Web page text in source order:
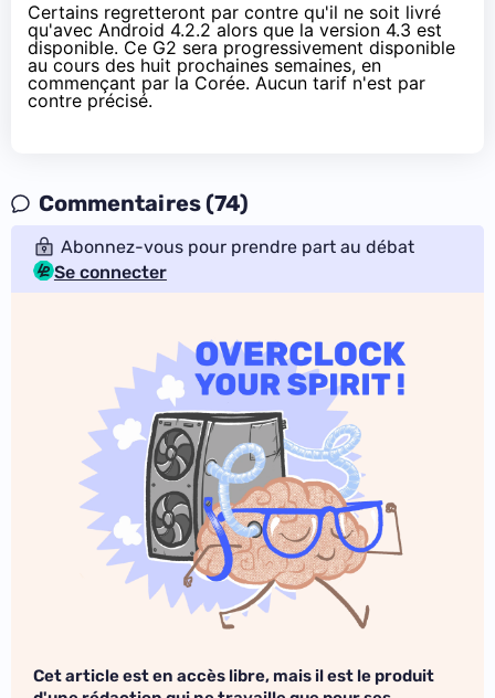
Certains regretteront par contre qu'il ne soit livré
qu'avec Android 4.2.2 alors que la version 4.3 est
disponible. Ce G2 sera progressivement disponible
au cours des huit prochaines semaines, en
commençant par la Corée. Aucun tarif n'est par
contre précisé.
Commentaires (74)
Abonnez-vous pour prendre part au débat
Se connecter
Cet article est en accès libre, mais il est le produit